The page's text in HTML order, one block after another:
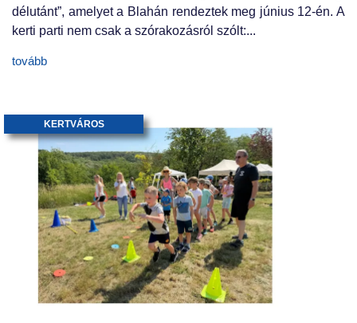
délutánt”, amelyet a Blahán rendeztek meg június 12-én. A
kerti parti nem csak a szórakozásról szólt:...
tovább
KERTVÁROS